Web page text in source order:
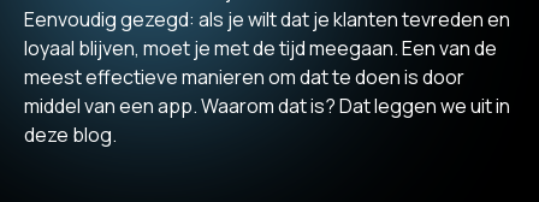
Eenvoudig gezegd: als je wilt dat je klanten tevreden en
loyaal blijven, moet je met de tijd meegaan. Een van de
meest effectieve manieren om dat te doen is door
middel van een app. Waarom dat is? Dat leggen we uit in
deze blog.